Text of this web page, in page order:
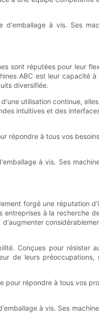
d'emballage à vis. Ses
sont réputées pour leur
ABC est leur capacité
diversifiée.
utilisation continue,
intuitives et des
répondre à tous vos
à vis. Ses
forgé une réputation
à la recherche
Conçues pour résister
de leurs
répondre à tous vos
à vis. Ses